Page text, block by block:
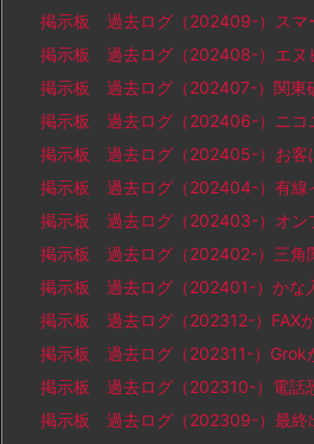
掲示板 過去ログ（202409-）スマ
掲示板 過去ログ（202408-）エヌ
掲示板 過去ログ（202407-）関東
掲示板 過去ログ（202406-）ニコ
掲示板 過去ログ（202405-）お客
掲示板 過去ログ（202404-）有線
掲示板 過去ログ（202403-）オン
掲示板 過去ログ（202402-）三角
掲示板 過去ログ（202401-）かな
掲示板 過去ログ（202312-）FAX
掲示板 過去ログ（202311-）Grok
掲示板 過去ログ（202310-）電話
掲示板 過去ログ（202309-）最終